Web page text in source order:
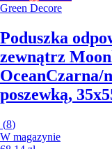
Green Decore
Poduszka
zewnątrz
OceanCzarna/
poszewką,
(8)
W magazynie